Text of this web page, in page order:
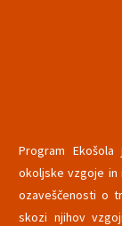
Program
okoljske vzgoje in
ozaveščenosti o
skozi njihov